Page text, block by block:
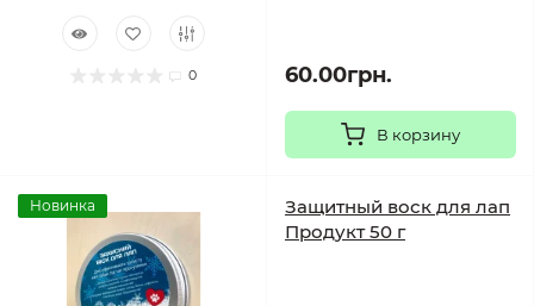
0 60.00грн.
В корзину
Новинка
Защитный воск для лап
Продукт 50 г